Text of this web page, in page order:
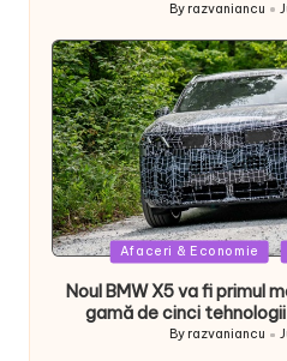
Posted
By razvaniancu
Posted
Afaceri & Economie
Noul BMW X5 va fi primul
gamă de cinci
Posted
By razvaniancu